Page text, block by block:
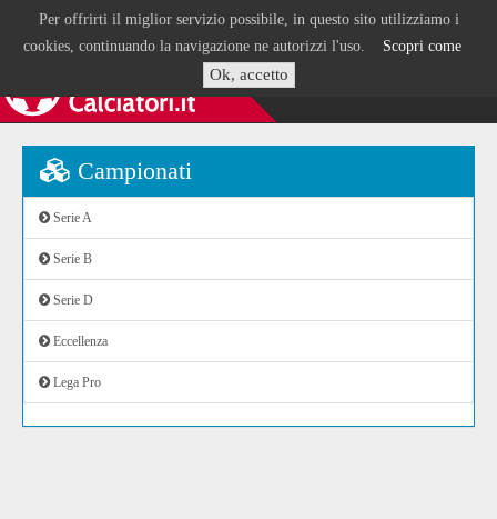
Per offrirti il miglior servizio possibile, in questo sito utilizziamo i
cookies, continuando la navigazione ne autorizzi l'uso. Scopri come
Ok, accetto
Campionati
Serie A
Serie B
Serie D
Eccellenza
Lega Pro